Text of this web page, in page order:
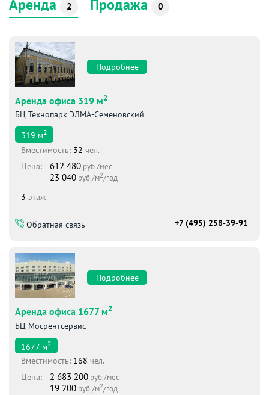
Аренда 2 Продажа 0
Подробнее
Аренда офиса 319 м2
БЦ Технопарк ЭЛМА-Семеновский
319 м2
Вместимоcть: 32 чел.
Цена:
612 480 руб./мес
23 040 руб./м2/год
3 этаж
Обратная связь +7 (495) 258-39-91
Подробнее
Аренда офиса 1677 м2
БЦ Мосрентсервис
1677 м2
Вместимоcть: 168 чел.
Цена:
2 683 200 руб./мес
19 200 руб./м2/год